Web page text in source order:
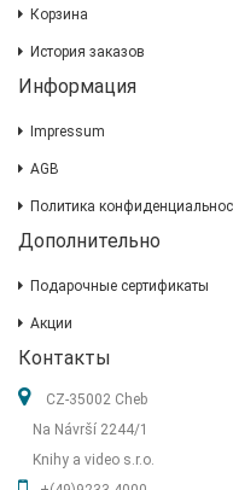
Корзина
История заказов
Информация
Impressum
AGB
Политика
Дополнительно
Подарочные сертификаты
Акции
Контакты
CZ-35002 Cheb
Na Návrší 2244/1
Knihy a video s.r.o.